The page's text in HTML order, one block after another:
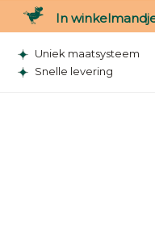
In
Uniek maatsysteem
Snelle levering